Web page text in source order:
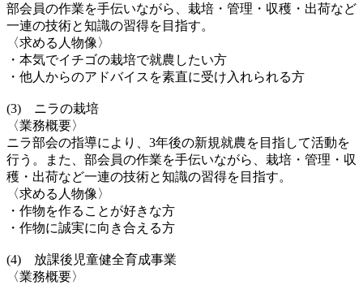
部会員の作業を手伝いながら、栽培・管理・収穫・出荷など
一連の技術と知識の習得を目指す。
〈求める人物像〉
・本気でイチゴの栽培で就農したい方
・他人からのアドバイスを素直に受け入れられる方
(3) ニラの栽培
〈業務概要〉
ニラ部会の指導により、3年後の新規就農を目指して活動を
行う。また、部会員の作業を手伝いながら、栽培・管理・収
穫・出荷など一連の技術と知識の習得を目指す。
〈求める人物像〉
・作物を作ることが好きな方
・作物に誠実に向き合える方
(4) 放課後児童健全育成事業
〈業務概要〉